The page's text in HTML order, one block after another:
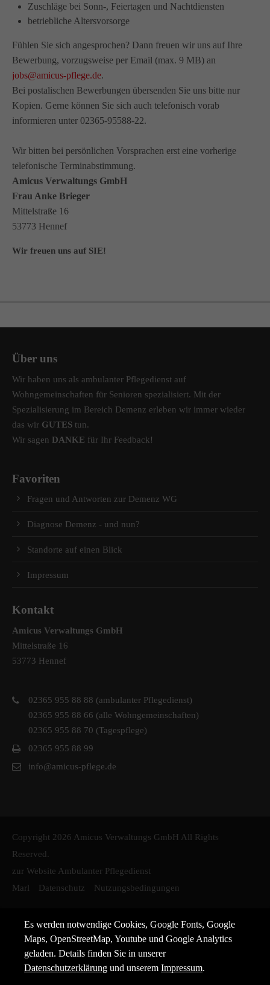
Zuschläge bei Sonn-, Feiertagen und Nachtdiensten
betriebliche Altersvorsorge
Fühlen Sie sich angesprochen? Dann freuen wir uns auf Ihre
Bewerbung, vorzugsweise per Email (max. 9 MB) an
jobs@amicus-pflege.de.
Bei postalischen Bewerbungen übersenden Sie uns bitte nur
Kopien. Gerne können Sie sich auch telefonisch vorab
informieren unter 02365-95588-22.
Wir bitten bei persönlichen Vorsprachen erst eine vorherige
telefonische Terminabstimmung.
Amicus Verwaltungs GmbH
Frau Anke Brieger
Mittelstraße 16
53773 Hennef
Wir freuen uns auf SIE!
Über uns
Wir haben uns als ambulanter Pflegedienst auf
Wohngemeinschaften für Senioren spezialisiert. Mit der
Spezialisierung im Bereich Demenz erleben wir immer wieder
das wir GUTES tun.
Wir sagen DANKE für Ihr Feedback!
Favoriten
Fragen und Antworten zur Demenz WG
Diagnose Demenz - und nun?
Standorte auf einen Blick
Impressum
Kontakt
Amicus Verwaltungs GmbH
Mittelstraße 16
53773 Hennef
02365 955 88 88 (ambulanter Pflegedienst)
02365 955 88 66 (alle Wohngemeinschaften)
02365 955 88 70 (Tagespflege)
02365 955 88 99
info@amicus-pflege.de
Copyright 2026 Amicus Verwaltungs GmbH All Rights
Reserved.
zur Website Ambulanter Pflegedienst
Marl
Datenschutz Nutzungsbedingungen
Es werden notwendige Cookies, Google Fonts, Google
Maps, OpenStreetMap, Youtube und Google Analytics
geladen. Details finden Sie in unserer
Datenschutzerklärung und unseremImpressum.